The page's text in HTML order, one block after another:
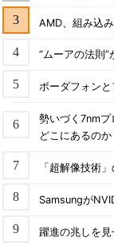
AMD、組み込
“ムーアの法則
ボーダフォン
勢いづく7nm
どこにあるのか
「超解像技術
Samsungが
躍進の兆しを見